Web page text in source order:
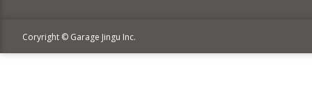
Coryright © Garage Jingu Inc.